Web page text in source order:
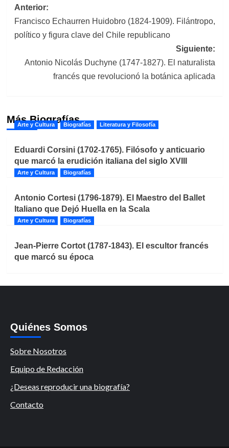
Navegación
de
entradas
Anterior:
Francisco Echaurren Huidobro (1824-1909). Filántropo,
político y figura clave del Chile republicano
Siguiente:
Antonio Nicolás Duchyne (1747-1827). El naturalista
francés que revolucionó la botánica aplicada
Más Biografías
Arte y Cultura Biografías Literatura y Filosofía
Eduardi Corsini (1702-1765). Filósofo y anticuario
que marcó la erudición italiana del siglo XVIII
Arte y Cultura Biografías
Antonio Cortesi (1796-1879). El Maestro del Ballet
Italiano que Dejó Huella en la Scala
Arte y Cultura Biografías
Jean-Pierre Cortot (1787-1843). El escultor francés
que marcó su época
Quiénes Somos
Sobre Nosotros
Equipo de Redacción
¿Deseas reproducir una biografía?
Contacto